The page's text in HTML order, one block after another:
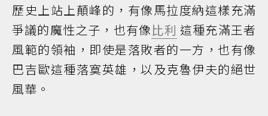
歷史上站上顛峰的，有像馬拉度納這樣充滿
爭議的魔性之子，也有像比利 這種充滿王者
風範的領袖，即使是落敗者的一方，也有像
巴吉歐這種落寞英雄，以及克魯伊夫的絕世
風華。